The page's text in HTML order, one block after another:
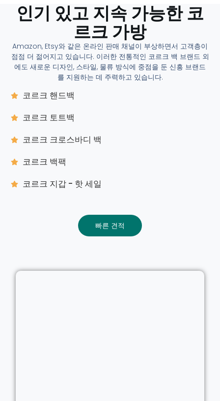
인기 있고 지속 가능한 코
르크 가방
Amazon, Etsy와 같은 온라인 판매 채널이 부상하면서 고객층이
점점 더 젊어지고 있습니다. 이러한 전통적인 코르크 백 브랜드 외
에도 새로운 디자인, 스타일, 물류 방식에 중점을 둔 신흥 브랜드
를 지원하는 데 주력하고 있습니다.
코르크 핸드백
코르크 토트백
코르크 크로스바디 백
코르크 백팩
코르크 지갑 - 핫 세일
빠른 견적